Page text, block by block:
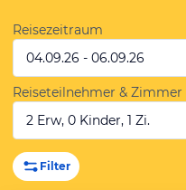
Reisezeitraum
04.09.26 - 06.09.26
Reiseteilnehmer & Zimmer
2 Erw, 0 Kinder, 1 Zi.
Filter